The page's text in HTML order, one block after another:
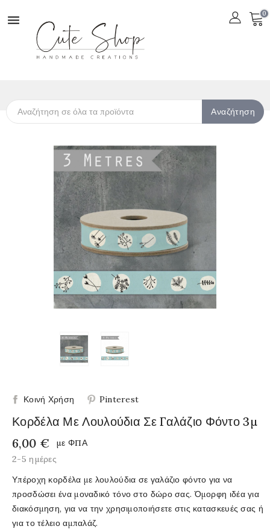
 0
Αναζήτηση
Κοινή Χρήση Pinterest
Κορδέλα Με Λουλούδια Σε Γαλάζιο Φόντο 3μ
6,00 €
με ΦΠΑ
2-5 ημέρες
Υπέροχη κορδέλα με λουλούδια σε γαλάζιο φόντο για να
προσδώσει ένα μοναδικό τόνο στο δώρο σας. Όμορφη ιδέα για
διακόσμηση, για να την χρησιμοποιήσετε στις κατασκευές σας ή
για το τέλειο αμπαλάζ.